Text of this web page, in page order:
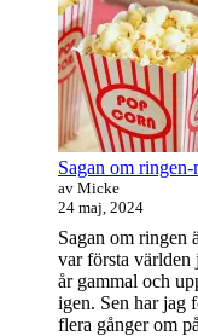
Sagan om ringen-
av Micke
24 maj, 2024
Sagan om ringen
var första världen
år gammal och
igen. Sen har jag
flera gånger om